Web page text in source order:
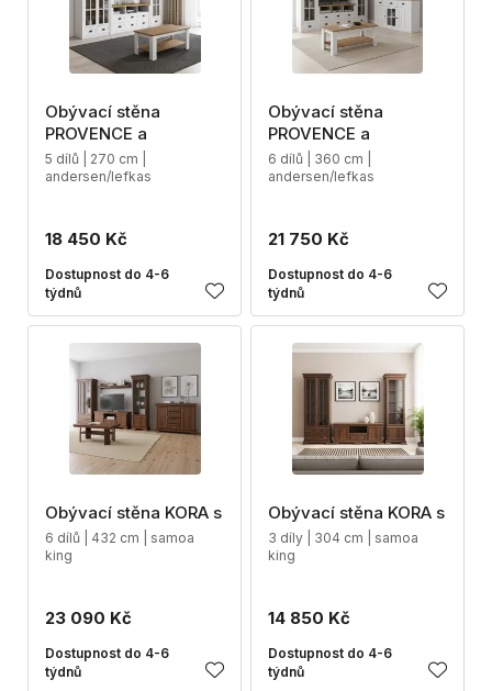
Obývací stěna
PROVENCE a
5 dílů | 270 cm |
andersen/lefkas
18 450 Kč
Dostupnost do 4-6
týdnů
Obývací stěna
PROVENCE a
6 dílů | 360 cm |
andersen/lefkas
21 750 Kč
Dostupnost do 4-6
týdnů
Obývací stěna KORA s
6 dílů | 432 cm | samoa
king
23 090 Kč
Dostupnost do 4-6
týdnů
Obývací stěna KORA s
3 díly | 304 cm | samoa
king
14 850 Kč
Dostupnost do 4-6
týdnů